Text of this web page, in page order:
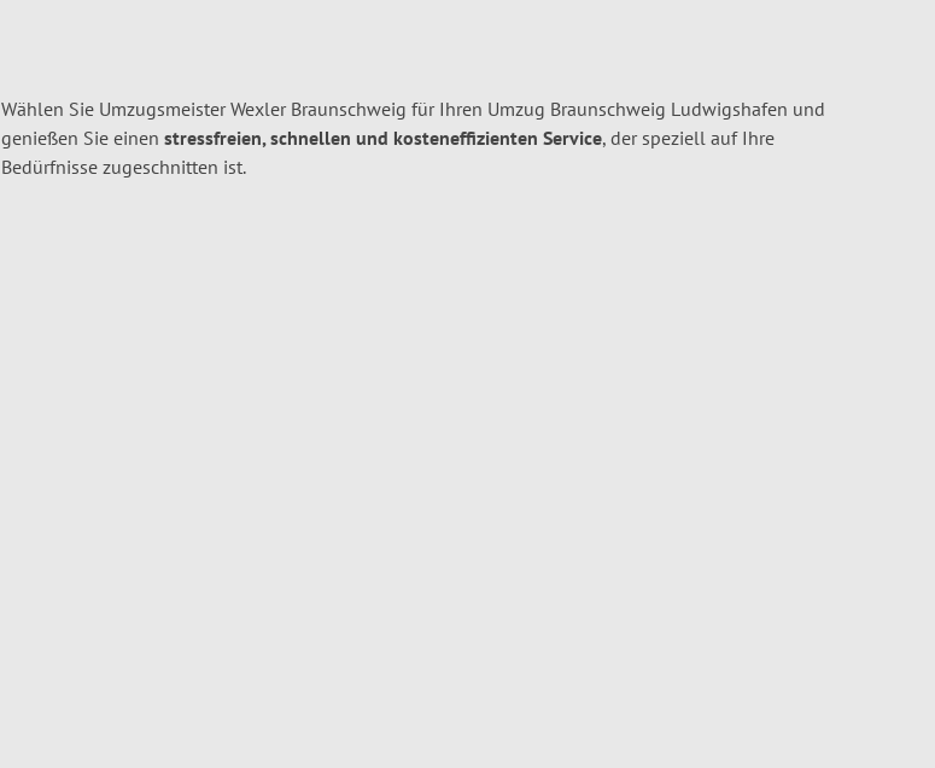
Wählen Sie Umzugsmeister Wexler Braunschweig für Ihren Umzug Braunschweig Ludwigshafen und
genießen Sie einen stressfreien, schnellen und kosteneffizienten Service, der speziell auf Ihre
Bedürfnisse zugeschnitten ist.